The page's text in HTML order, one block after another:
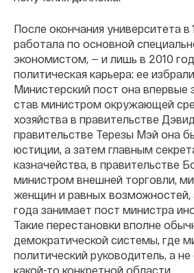
После окончания университета в
работала по основной
экономистом, — и лишь в 2010
политическая карьера: ее
Министерский пост она впервые
став министром окружающей
хозяйства в правительстве
правительстве Терезы Мэй она
юстиции, а затем главным
казначейства, в правительстве
министром внешней торговли,
женщин и равных возможностей,
года занимает пост министра
Такие перестановки вполне
демократической системы, где
политический руководитель, а
какой-то конкретной области.